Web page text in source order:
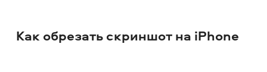
Как обрезать скриншот на iPhone